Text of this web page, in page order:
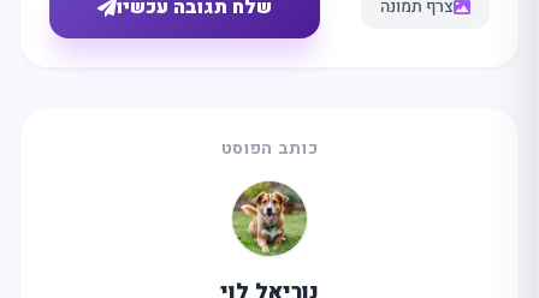
צרף תמונה שלח תגובה עכשיו
כותב הפוסט